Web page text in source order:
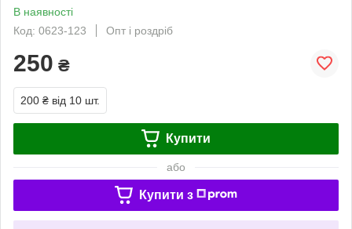
В наявності
Код: 0623-123
Опт і роздріб
250 ₴
200 ₴ від 10 шт.
Купити
або
Купити з